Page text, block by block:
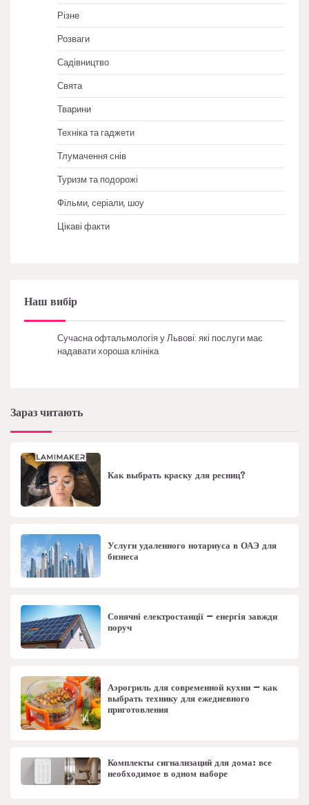
Різне
Розваги
Садівництво
Свята
Тварини
Техніка та гаджети
Тлумачення снів
Туризм та подорожі
Фільми, серіали, шоу
Цікаві факти
Наш вибір
Сучасна офтальмологія у Львові: які послуги має
надавати хороша клініка
Зараз читають
Как выбрать краску для ресниц?
Услуги удаленного нотариуса в ОАЭ для
бизнеса
Сонячні електростанції – енергія завжди
поруч
Аэрогриль для современной кухни – как
выбрать технику для ежедневного
приготовления
Комплекты сигнализаций для дома: все
необходимое в одном наборе